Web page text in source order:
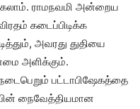
ராமநவமி அன்றைய
கடைப்பிடிக்க
அவரது துதியை
அளிக்கும்.
பட்டாபிஷேகத்தை
நைவேத்தியமான